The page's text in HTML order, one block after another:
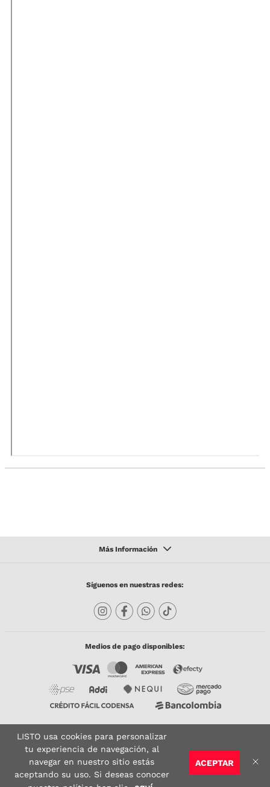
Síguenos en nuestras redes:
Medios de pago disponibles:
Copyright © 2023 TODACO S.A.S. Listo Mundo Cerámico. All Rights Reserved. Powered
by
Sitio seguro: Vigilado por: Certificado:
ACEPTAR
LISTO usa cookies para personalizar
tu experiencia de navegación, al
navegar en nuestro sitio estás
aceptando su uso. Si deseas conocer